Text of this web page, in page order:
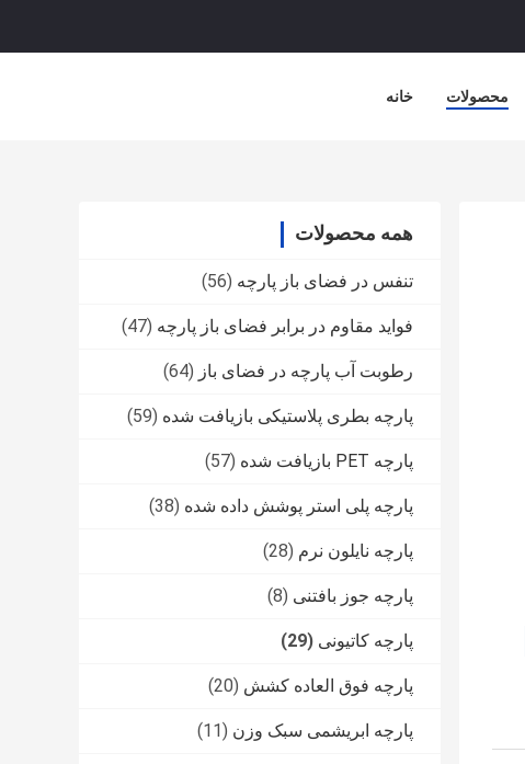
خانه محصولات
همه محصولات
تنفس در فضای باز پارچه (56)
فواید مقاوم در برابر فضای باز پارچه (47)
رطوبت آب پارچه در فضای باز (64)
پارچه بطری پلاستیکی بازیافت شده (59)
پارچه PET بازیافت شده (57)
پارچه پلی استر پوشش داده شده (38)
پارچه نایلون نرم (28)
پارچه جوز بافتنی (8)
پارچه کاتیونی (29)
پارچه فوق العاده کشش (20)
پارچه ابریشمی سبک وزن (11)